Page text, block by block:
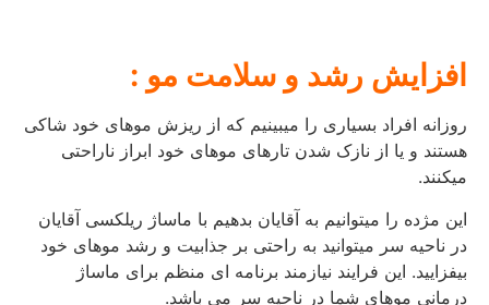
افزایش رشد و سلامت مو :
روزانه افراد بسیاری را میبینیم که از ریزش موهای خود شاکی
هستند و یا از نازک شدن تارهای موهای خود ابراز ناراحتی
میکنند.
این مژده را میتوانیم به آقایان بدهیم با ماساژ ریلکسی آقایان
در ناحیه سر میتوانید به راحتی بر جذابیت و رشد موهای خود
بیفزایید. این فرایند نیازمند برنامه ای منظم برای ماساژ
درمانی موهای شما در ناحیه سر می باشد.